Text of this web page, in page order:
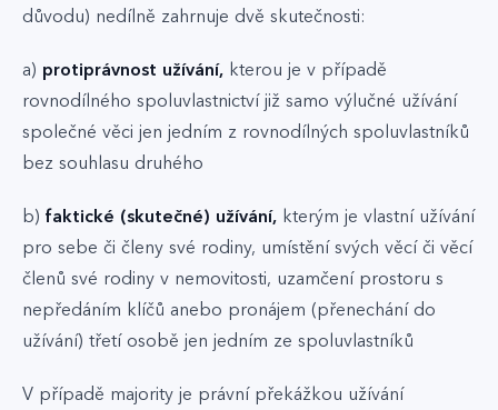
důvodu) nedílně zahrnuje dvě skutečnosti:
a) protiprávnost užívání, kterou je v případě
rovnodílného spoluvlastnictví již samo výlučné užívání
společné věci jen jedním z rovnodílných spoluvlastníků
bez souhlasu druhého
b) faktické (skutečné) užívání, kterým je vlastní užívání
pro sebe či členy své rodiny, umístění svých věcí či věcí
členů své rodiny v nemovitosti, uzamčení prostoru s
nepředáním klíčů anebo pronájem (přenechání do
užívání) třetí osobě jen jedním ze spoluvlastníků
V případě majority je právní překážkou užívání